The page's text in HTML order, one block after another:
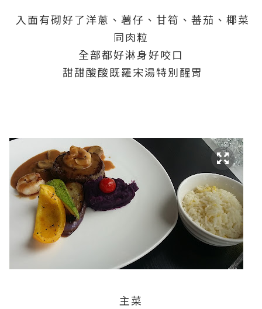
入面有砌好了洋蔥、薯仔、甘筍、蕃茄、椰菜
同肉粒
全部都好淋身好咬口
甜甜酸酸既羅宋湯特別醒胃
主菜